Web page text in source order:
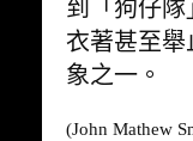
到「狗仔隊
衣著甚至
象之一。
(John Mathew